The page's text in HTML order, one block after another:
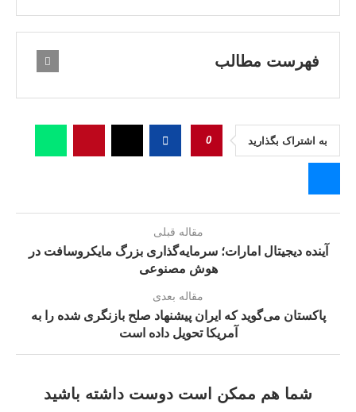
فهرست مطالب
به اشتراک بگذارید 0
مقاله قبلی
آینده دیجیتال امارات؛ سرمایه‌گذاری بزرگ مایکروسافت در
هوش مصنوعی
مقاله بعدی
پاکستان می‌گوید که ایران پیشنهاد صلح بازنگری شده را به
آمریکا تحویل داده است
شما هم ممکن است دوست داشته باشید